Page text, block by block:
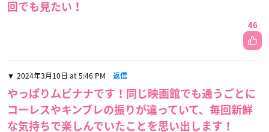
回でも見たい！
46
2024年3月10日 at 5:46 PM 返信
やっぱりムビナナです！同じ映画館でも通うごとに
コーレスやキンブレの振りが違っていて、毎回新鮮
な気持ちで楽しんでいたことを思い出します！